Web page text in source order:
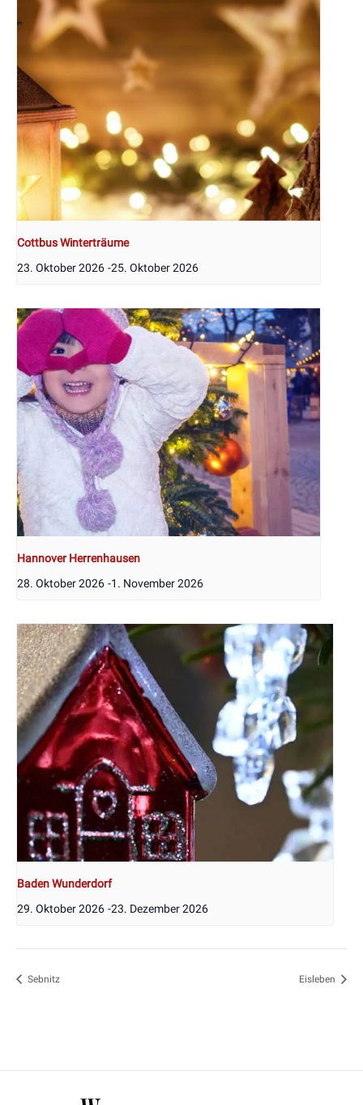
Cottbus Winterträume
23. Oktober 2026 -25. Oktober 2026
Hannover Herrenhausen
28. Oktober 2026 -1. November 2026
Baden Wunderdorf
29. Oktober 2026 -23. Dezember 2026
Sebnitz Eisleben